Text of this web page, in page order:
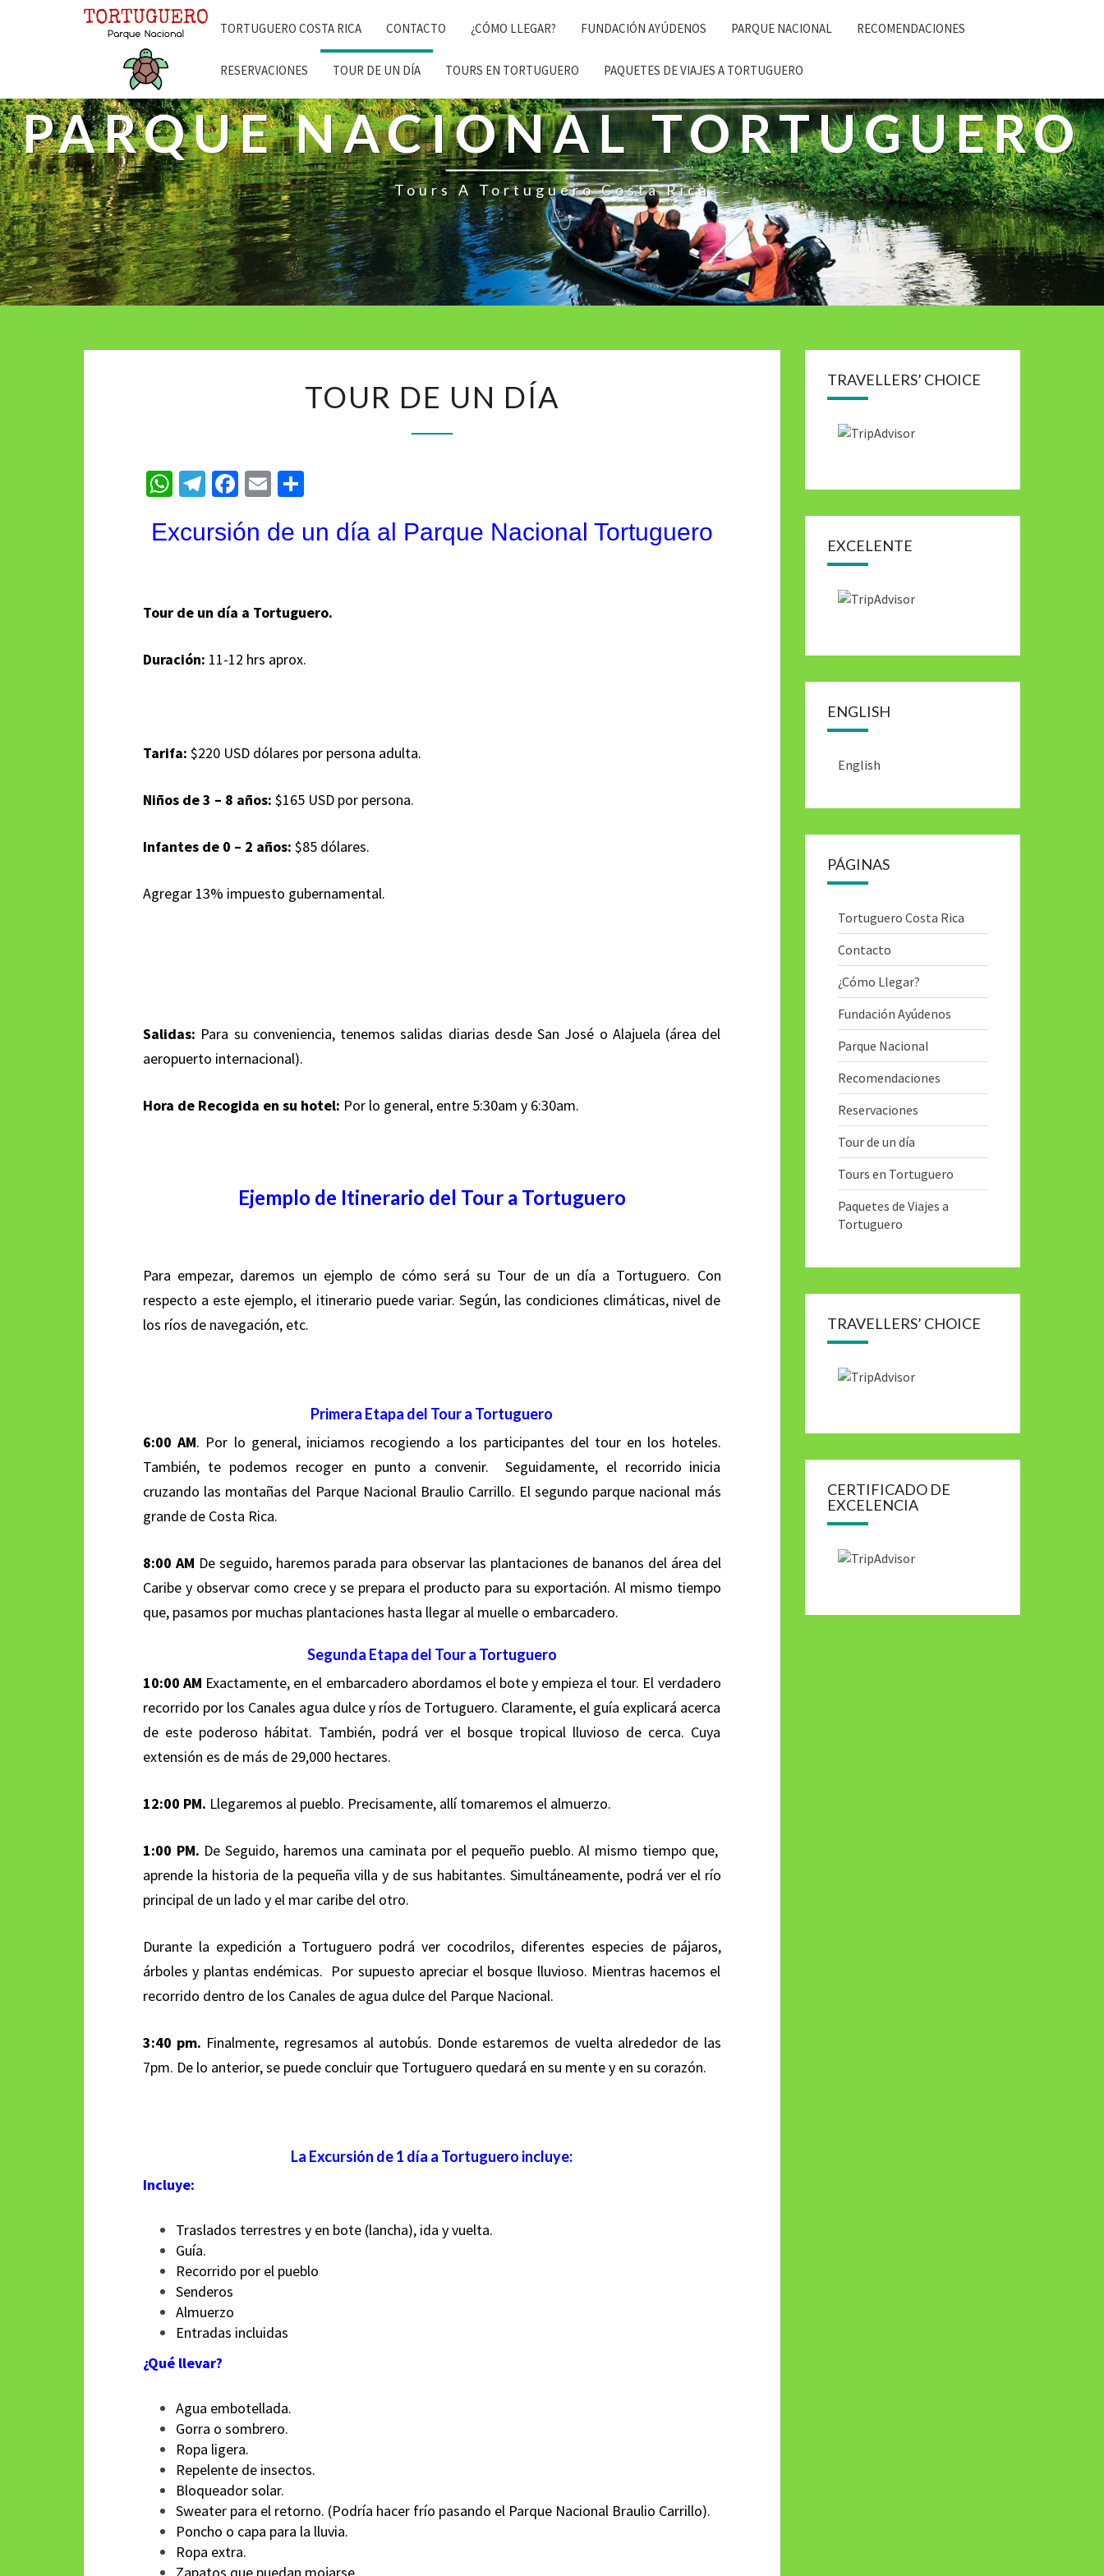
TORTUGUERO COSTA RICA CONTACTO ¿CÓMO LLEGAR? FUNDACIÓN AYÚDENOS PARQUE NACIONAL RECOMENDACIONES
RESERVACIONES TOUR DE UN DÍA TOURS EN TORTUGUERO PAQUETES DE VIAJES A TORTUGUERO
PARQUE NACIONAL TORTUGUERO
Tours A Tortuguero Costa Rica
DE
DÍA
TOUR DE UN DÍA
W
at
p
Te
gr
Fa
b
k
E
ai m
tir
Excursión de un día al Parque Nacional Tortuguero
Tour de un día a Tortuguero.
Duración: 11-12 hrs aprox.
Tarifa: $220 USD dólares por persona adulta.
Niños de 3 – 8 años: $165 USD por persona.
Infantes de 0 – 2 años: $85 dólares.
Agregar 13% impuesto gubernamental.
Salidas: Para su conveniencia, tenemos salidas diarias desde San José o Alajuela (área del
aeropuerto internacional).
Hora de Recogida en su hotel: Por lo general, entre 5:30am y 6:30am.
Ejemplo de Itinerario del Tour a Tortuguero
Para empezar, daremos un ejemplo de cómo será su Tour de un día a Tortuguero. Con
respecto a este ejemplo, el itinerario puede variar. Según, las condiciones climáticas, nivel de
los ríos de navegación, etc.
Primera Etapa del Tour a Tortuguero
6:00 AM. Por lo general, iniciamos recogiendo a los participantes del tour en los hoteles.
También, te podemos recoger en punto a convenir. Seguidamente, el recorrido inicia
cruzando las montañas del Parque Nacional Braulio Carrillo. El segundo parque nacional más
grande de Costa Rica.
8:00 AM De seguido, haremos parada para observar las plantaciones de bananos del área del
Caribe y observar como crece y se prepara el producto para su exportación. Al mismo tiempo
que, pasamos por muchas plantaciones hasta llegar al muelle o embarcadero.
Segunda Etapa del Tour a Tortuguero
10:00 AM Exactamente, en el embarcadero abordamos el bote y empieza el tour. El verdadero
recorrido por los Canales agua dulce y ríos de Tortuguero. Claramente, el guía explicará acerca
de este poderoso hábitat. También, podrá ver el bosque tropical lluvioso de cerca. Cuya
extensión es de más de 29,000 hectares.
12:00 PM. Llegaremos al pueblo. Precisamente, allí tomaremos el almuerzo.
1:00 PM. De Seguido, haremos una caminata por el pequeño pueblo. Al mismo tiempo que,
aprende la historia de la pequeña villa y de sus habitantes. Simultáneamente, podrá ver el río
principal de un lado y el mar caribe del otro.
Durante la expedición a Tortuguero podrá ver cocodrilos, diferentes especies de pájaros,
árboles y plantas endémicas. Por supuesto apreciar el bosque lluvioso. Mientras hacemos el
recorrido dentro de los Canales de agua dulce del Parque Nacional.
3:40 pm. Finalmente, regresamos al autobús. Donde estaremos de vuelta alrededor de las
7pm. De lo anterior, se puede concluir que Tortuguero quedará en su mente y en su corazón.
La Excursión de 1 día a Tortuguero incluye:
Incluye:
Traslados terrestres y en bote (lancha), ida y vuelta.
Guía.
Recorrido por el pueblo
Senderos
Almuerzo
Entradas incluidas
¿Qué llevar?
Agua embotellada.
Gorra o sombrero.
Ropa ligera.
Repelente de insectos.
Bloqueador solar.
Sweater para el retorno. (Podría hacer frío pasando el Parque Nacional Braulio Carrillo).
Poncho o capa para la lluvia.
Ropa extra.
TRAVELLERS’ CHOICE
EXCELENTE
ENGLISH
English
PÁGINAS
Tortuguero Costa Rica
Contacto
¿Cómo Llegar?
Fundación Ayúdenos
Parque Nacional
Recomendaciones
Reservaciones
Tour de un día
Tours en Tortuguero
Paquetes de Viajes a
Tortuguero
TRAVELLERS’ CHOICE
CERTIFICADO DE
EXCELENCIA